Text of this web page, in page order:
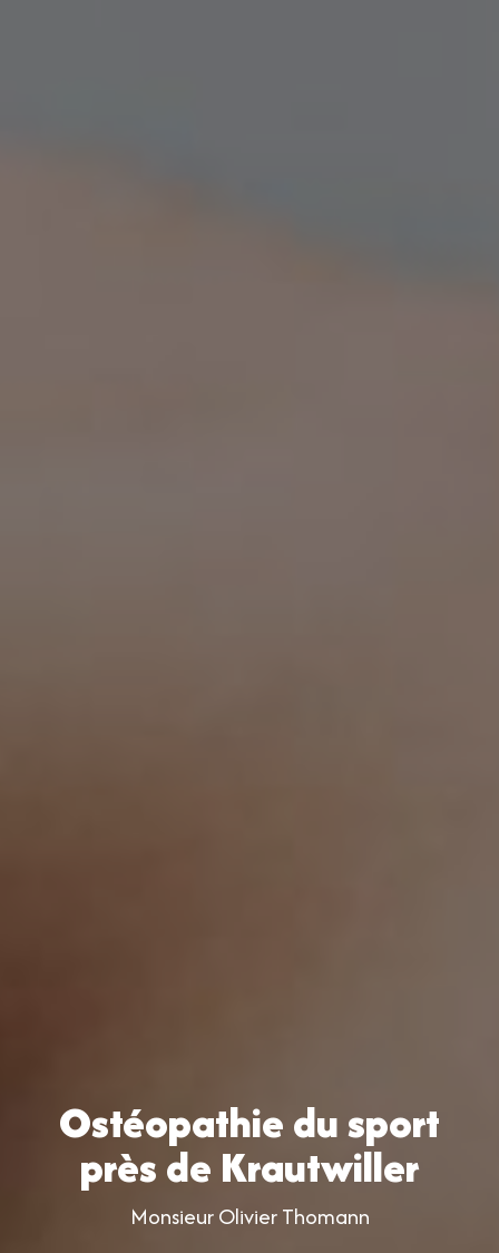
Ostéopathie du sport
près de Krautwiller
Monsieur Olivier Thomann